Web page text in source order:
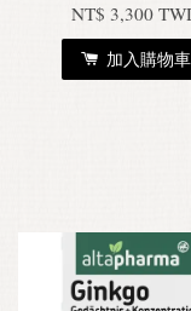
NT$ 3,300
加入購物車